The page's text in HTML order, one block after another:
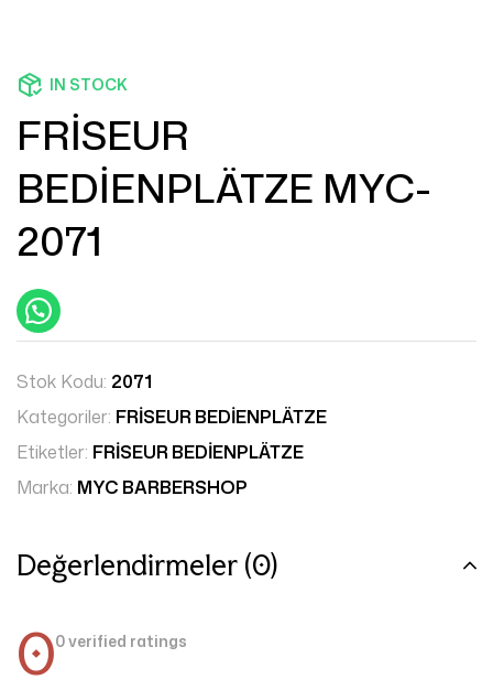
IN STOCK
FRİSEUR
BEDİENPLÄTZE MYC-
2071
Stok Kodu: 2071
Kategoriler: FRİSEUR BEDİENPLÄTZE
Etiketler: FRİSEUR BEDİENPLÄTZE
Marka: MYC BARBERSHOP
Değerlendirmeler (0)
00 verified ratings